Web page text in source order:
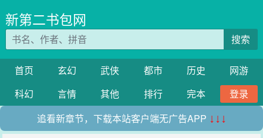
新第二书包网
搜索
首页 玄幻 武侠 都市 历史
网游
科幻
言情 其他 排行 完本
登录
追看新章节，下载本站客户端无广告APP ↓↓↓